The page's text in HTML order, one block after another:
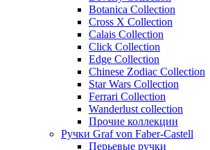
Botanica Collection
Cross X Collection
Calais Collection
Click Collection
Edge Collection
Chinese Zodiac Collection
Star Wars Collection
Ferrari Collection
Wanderlust collection
Прочие коллекции
Ручки Graf von Faber-Castell
Перьевые ручки